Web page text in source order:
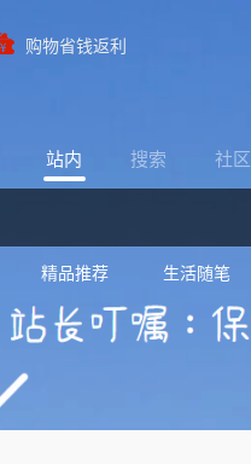
购物省钱返利
站内 搜索 社区
精品推荐 生活随笔